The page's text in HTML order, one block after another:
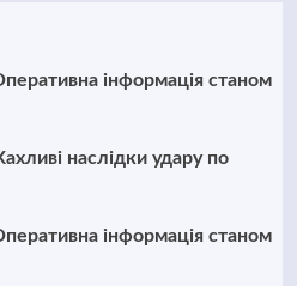
інформація станом
наслідки удару по
інформація станом